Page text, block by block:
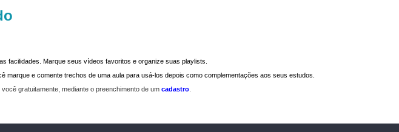
facilidades. Marque seus vídeos favoritos e organize suas playlists.
e comente trechos de uma aula para usá-los depois como complementações aos seus estudos.
gratuitamente, mediante o preenchimento de um cadastro